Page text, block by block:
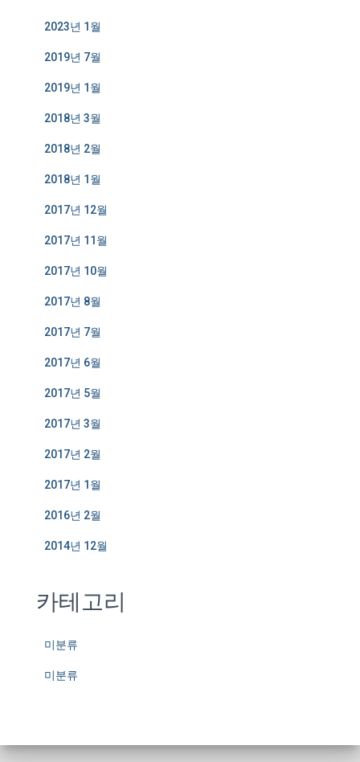
2023년 1월
2019년 7월
2019년 1월
2018년 3월
2018년 2월
2018년 1월
2017년 12월
2017년 11월
2017년 10월
2017년 8월
2017년 7월
2017년 6월
2017년 5월
2017년 3월
2017년 2월
2017년 1월
2016년 2월
2014년 12월
카테고리
미분류
미분류